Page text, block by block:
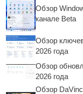
Обзор
канале Beta
Обзор
2026 года
Обзор
2026 года
Обзор